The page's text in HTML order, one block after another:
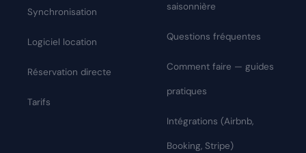
Synchronisation
Logiciel location
Réservation directe
Tarifs
saisonnière
Questions fréquentes
Comment faire — guides
pratiques
Intégrations (Airbnb,
Booking, Stripe)